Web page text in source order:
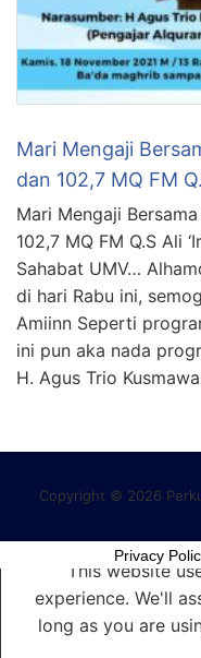
Mari Mengaji
dan 102,7 MQ FM
Mari Mengaji
102,7 MQ FM Q.S Ali
Sahabat UMV…
di hari Rabu ini,
Amiinn Seperti
ini pun aka nada
H. Agus Trio
Copyright © 2026
This website
experience. We'll
long as you are
Privacy